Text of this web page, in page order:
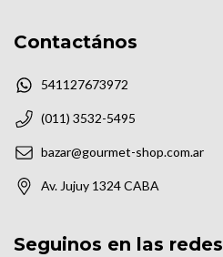
Contactános
541127673972
(011) 3532-5495
bazar@gourmet-shop.com.ar
Av. Jujuy 1324 CABA
Seguinos en las redes